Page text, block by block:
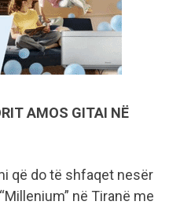
AMOS GITAI NË
që do të shfaqet nesër
në Tiranë me